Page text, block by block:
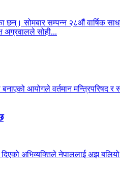
सोमबार सम्पन्न २८औं वार्षिक
अग्रवालले सोही...
बनाएको आयोगले वर्तमान
दिएको अभिव्यक्तिले नेपाललाई अझ